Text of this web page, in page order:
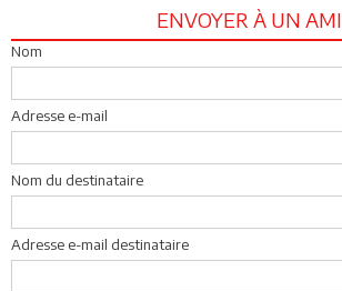
ENVOYER À UN AMI
Nom
Adresse e-mail
Nom du destinataire
Adresse e-mail destinataire